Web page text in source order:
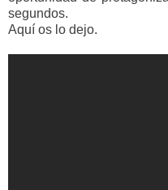
segundos.
Aquí os lo dejo.